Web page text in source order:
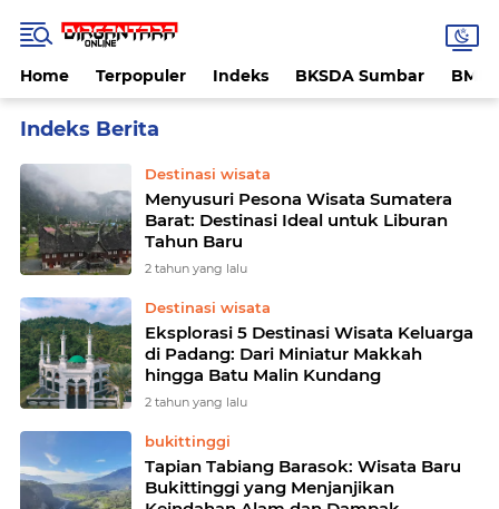
Home Terpopuler Indeks BKSDA Sumbar
Destinasi wisata
Menyusuri Pesona Wisata Sumatera
Barat: Destinasi Ideal untuk Liburan
Tahun Baru
2 tahun yang lalu
Destinasi wisata
Eksplorasi 5 Destinasi Wisata Keluarga
di Padang: Dari Miniatur Makkah
hingga Batu Malin Kundang
2 tahun yang lalu
bukittinggi
Tapian Tabiang Barasok: Wisata Baru
Bukittinggi yang Menjanjikan